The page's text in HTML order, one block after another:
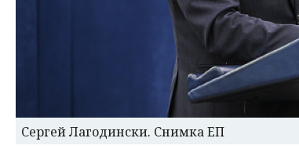
Сергей Лагодински. Снимка ЕП